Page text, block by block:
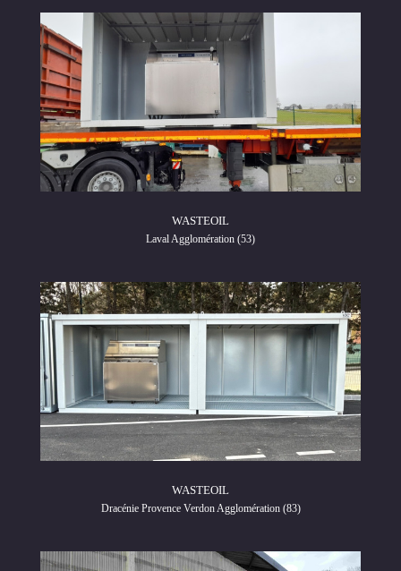
WASTEOIL
Laval Agglomération (53)
WASTEOIL
Dracénie Provence Verdon Agglomération (83)